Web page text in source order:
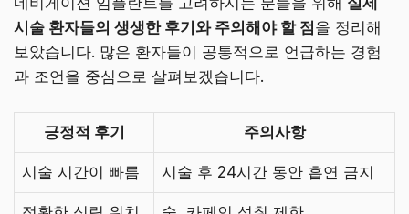
시술 환자들의 생생한 후기와 주의해야 할 점을 정리해
보았습니다. 많은 환자들이 공통적으로 언급하는 경험
과 조언을 중심으로 살펴보겠습니다.
긍정적 후기 주의사항
시술 시간이 빠름 시술 후 24시간 동안 흡연 금지